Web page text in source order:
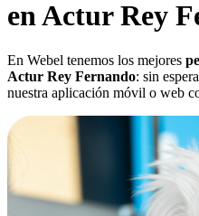
en Actur Rey
En Webel tenemos los mejores
Actur Rey Fernando: sin
nuestra aplicación móvil o web